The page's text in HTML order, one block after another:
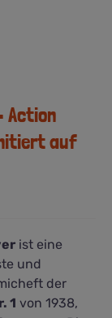
Action
auf
ist eine
und
der
1 von 1938,